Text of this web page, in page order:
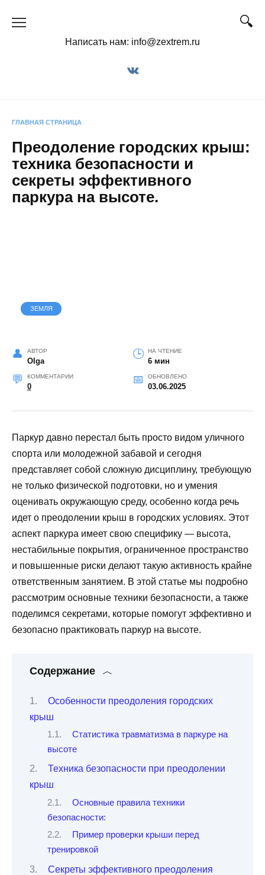
Написать нам: info@zextrem.ru
ГЛАВНАЯ СТРАНИЦА
Преодоление городских крыш:
техника безопасности и
секреты эффективного
паркура на высоте.
ЗЕМЛЯ
АВТОР
Olga
НА ЧТЕНИЕ
6 мин
КОММЕНТАРИИ
0
ОБНОВЛЕНО
03.06.2025
Паркур давно перестал быть просто видом уличного
спорта или молодежной забавой и сегодня
представляет собой сложную дисциплину, требующую
не только физической подготовки, но и умения
оценивать окружающую среду, особенно когда речь
идет о преодолении крыш в городских условиях. Этот
аспект паркура имеет свою специфику — высота,
нестабильные покрытия, ограниченное пространство
и повышенные риски делают такую активность крайне
ответственным занятием. В этой статье мы подробно
рассмотрим основные техники безопасности, а также
поделимся секретами, которые помогут эффективно и
безопасно практиковать паркур на высоте.
Содержание
Особенности преодоления городских
крыш
Статистика травматизма в паркуре на
высоте
Техника безопасности при преодолении
крыш
Основные правила техники
безопасности:
Пример проверки крыши перед
тренировкой
Секреты эффективного преодоления